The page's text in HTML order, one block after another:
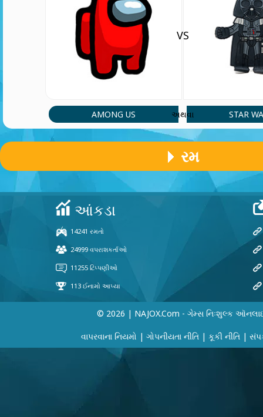
AMONG US
VS
અથવા STAR
રમ
© 2026 | NAJOX.com - ગેમ્સ નિઃશુલ્ક
વાપરવાના નિયમો | ગોપનીયતા નીતિ| કૂકી નીતિ|